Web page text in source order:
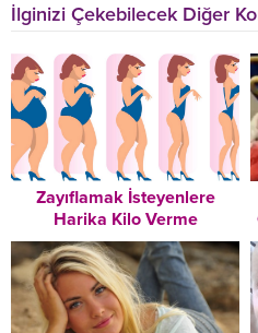
İlginizi Çekebilecek Diğer
Zayıflamak İsteyenlere
Harika Kilo Verme
Tavsiyeleri – Mutlaka
Okuyun!